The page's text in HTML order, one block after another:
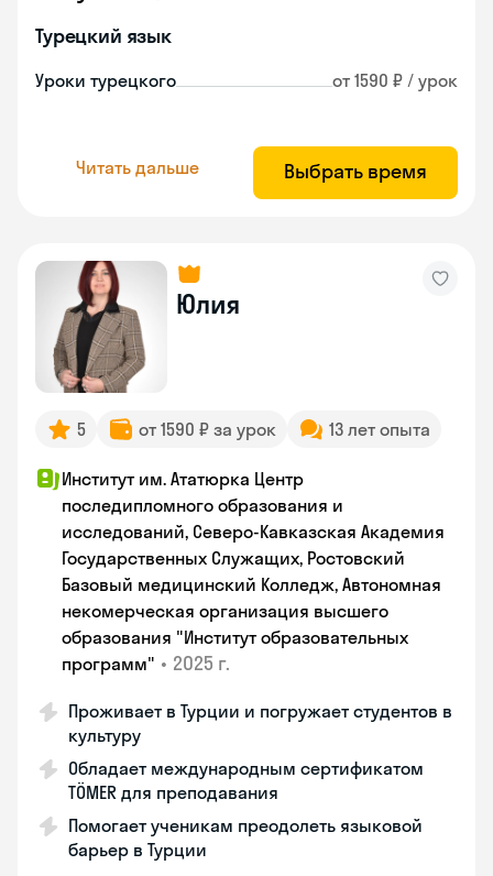
Турецкий язык
Уроки турецкого от 1590 ₽ / урок
Читать дальше Выбрать время
Юлия
5 от 1590 ₽ за урок 13 лет опыта
Институт им. Ататюрка Центр
последипломного образования и
исследований, Северо-Кавказская Академия
Государственных Служащих, Ростовский
Базовый медицинский Колледж, Автономная
некомерческая организация высшего
образования "Институт образовательных
программ" • 2025 г.
Проживает в Турции и погружает студентов в
культуру
Обладает международным сертификатом
TÖMER для преподавания
Помогает ученикам преодолеть языковой
барьер в Турции